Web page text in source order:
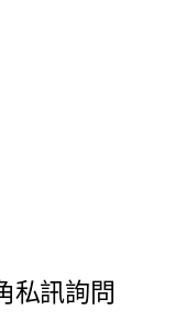
私訊詢問